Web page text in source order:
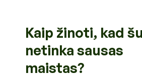
Kaip žinoti, kad
netinka sausas
maistas?